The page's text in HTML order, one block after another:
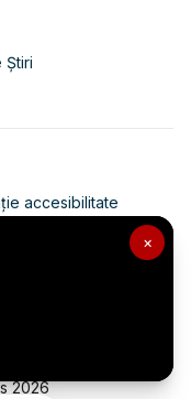
×
Știri
accesibilitate
de confidențialitate
2026